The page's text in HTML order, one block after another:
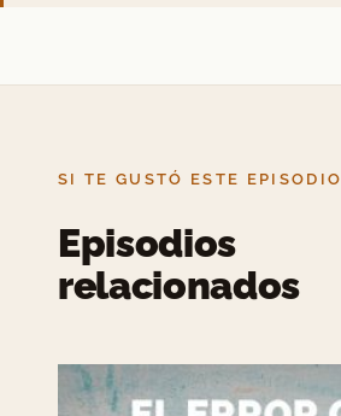
SI TE GUSTÓ ESTE EPISODIO
Episodios
relacionados